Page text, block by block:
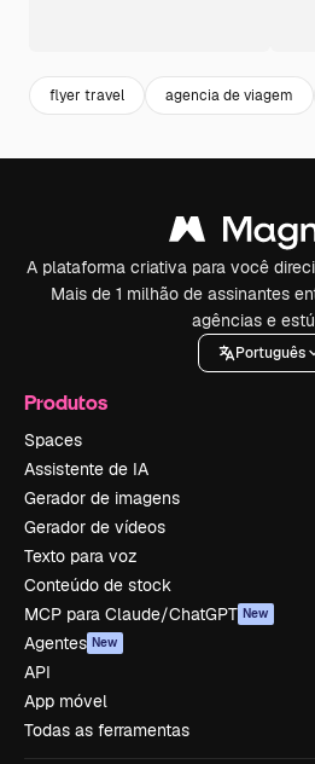
flyer travel agencia de viagem
A plataforma criativa para você
Mais de 1 milhão de assinantes
agências e
Português
Produtos
Spaces
Assistente de IA
Gerador de imagens
Gerador de vídeos
Texto para voz
Conteúdo de stock
MCP para Claude/ChatGPT New
Agentes New
API
App móvel
Todas as ferramentas